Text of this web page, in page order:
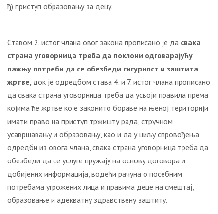
ђ) приступ образовању за децу.
Ставом 2. истог члана овог закона прописано је да свака
страна уговорница треба да поклони одговарајућу
пажњу потреби да се обезбеди сигурност и заштита
жртве, док је одредбом става 4. и 7. истог члана прописано
да свака страна уговорница треба да усвоји правила према
којима ће жртве које законито бораве на њеној територији
имати право на приступ тржишту рада, стручном
усавршавању и образовању, као и да у циљу спровођења
одредби из овога члана, свака страна уговорница треба да
обезбеди да се услуге пружају на основу договора и
добијених информација, водећи рачуна о посебним
потребама угрожених лица и правима деце на смештај,
образовање и адекватну здравствену заштиту.